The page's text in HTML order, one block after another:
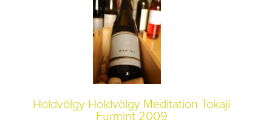
Holdvölgy Holdvölgy Meditation Tokaji
Furmint 2009